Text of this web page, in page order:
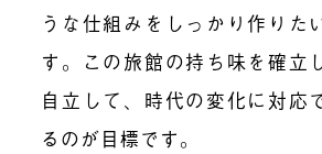
うな仕組みをしっかり作りた
す。この旅館の持ち味を確立
自立して、時代の変化に対応
るのが目標です。